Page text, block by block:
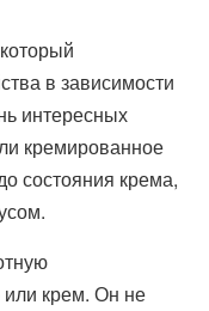
в зависимости
интересных
кремированное
состояния крема,
крем. Он не